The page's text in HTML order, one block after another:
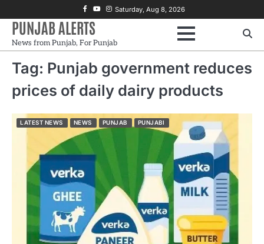
to
content
Facebook
Youtube
Instagram
Saturday, Aug 8, 2026
PUNJAB ALERTS
News from Punjab, For Punjab
Tag: Punjab government reduces
prices of daily dairy products
LATEST NEWS NEWS PUNJAB PUNJABI